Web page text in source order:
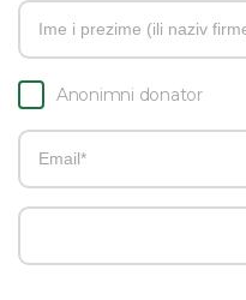
Anonimni donator